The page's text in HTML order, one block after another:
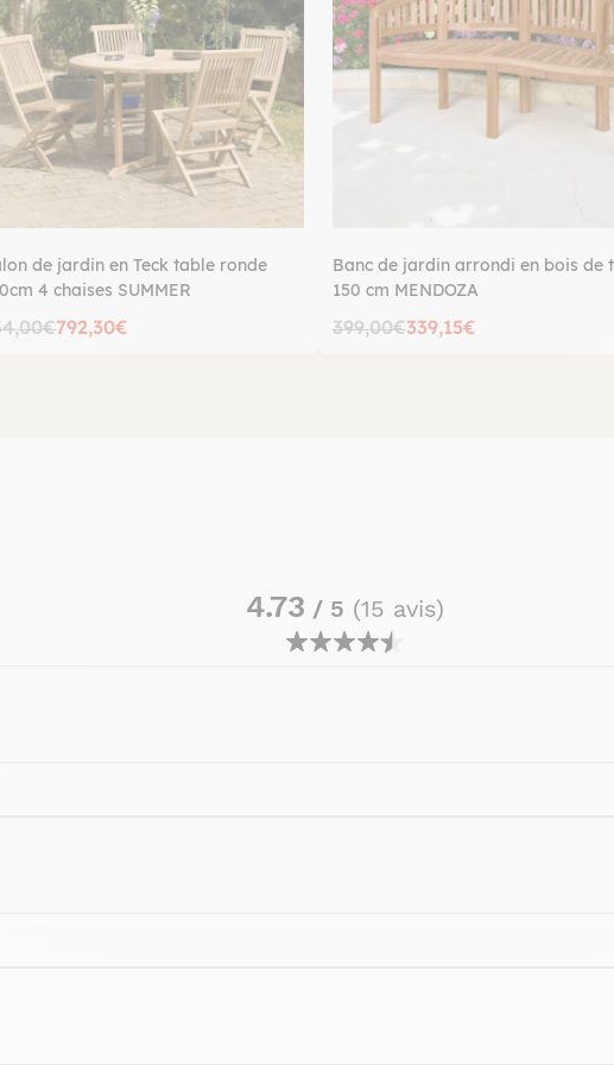
de jardin en Teck table ronde
4 chaises SUMMER
792,30€
Banc de jardin arrondi en bois de
150 cm MENDOZA
399,00€339,15€
4.73 / 5 (15 avis)